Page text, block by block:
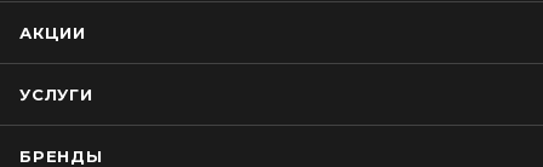
АКЦИИ
УСЛУГИ
БРЕНДЫ